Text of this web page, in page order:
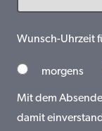
Wunsch-Uhrzeit
morgens
Mit dem
damit